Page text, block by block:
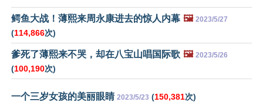
鳄鱼大战！薄熙来周永康进去的惊人内幕 🖼️ 2023/5/27
(114,866次)
爹死了薄熙来不哭，却在八宝山唱国际歌 🖼️ 2023/5/26
(100,190次)
一个三岁女孩的美丽眼睛 2023/5/23 (150,381次)